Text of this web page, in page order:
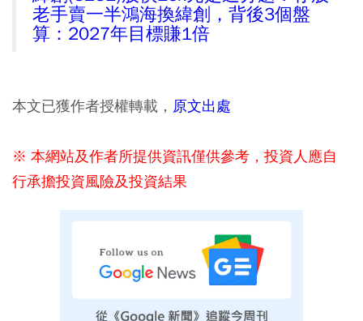
老手賣一半鴻海換緯創，背後3個盤
算：2027年目標賺1倍
本文已獲作者授權轉載， 原文出處
※ 本網站及作者所提供資訊僅供參考，投資人應自
行承擔投資風險及投資結果